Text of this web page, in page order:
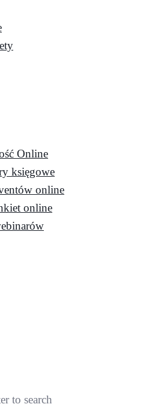
Online
księgowe
online
online
to search